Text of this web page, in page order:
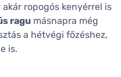
ropogós kenyérrel is
ragu másnapra még
a hétvégi főzéshez,
is.